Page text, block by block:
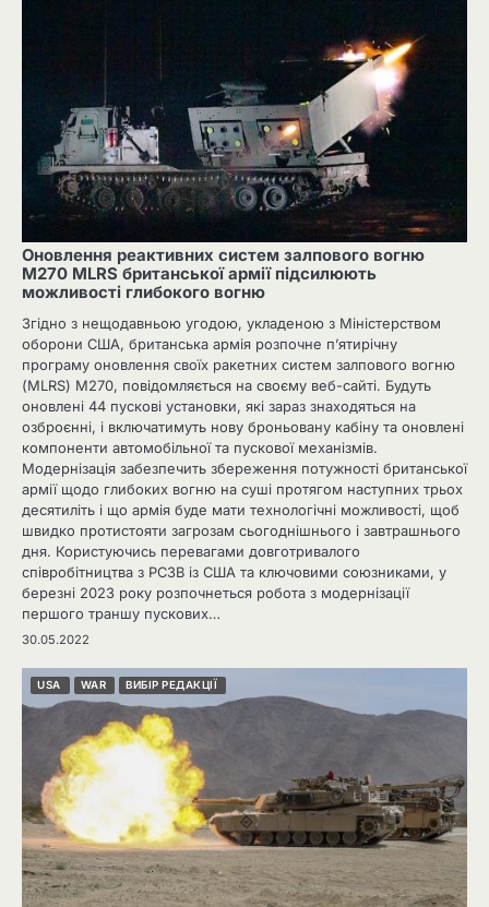
Оновлення реактивних систем залпового вогню
M270 MLRS британської армії підсилюють
можливості глибокого вогню
Згідно з нещодавньою угодою, укладеною з Міністерством
оборони США, британська армія розпочне п’ятирічну
програму оновлення своїх ракетних систем залпового вогню
(MLRS) M270, повідомляється на своєму веб-сайті. Будуть
оновлені 44 пускові установки, які зараз знаходяться на
озброєнні, і включатимуть нову броньовану кабіну та оновлені
компоненти автомобільної та пускової механізмів.
Модернізація забезпечить збереження потужності британської
армії щодо глибоких вогню на суші протягом наступних трьох
десятиліть і що армія буде мати технологічні можливості, щоб
швидко протистояти загрозам сьогоднішнього і завтрашнього
дня. Користуючись перевагами довготривалого
співробітництва з РСЗВ із США та ключовими союзниками, у
березні 2023 року розпочнеться робота з модернізації
першого траншу пускових…
30.05.2022
USA WAR ВИБІР РЕДАКЦІЇ